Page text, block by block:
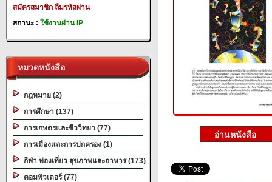
สมัครสมาชิก ลืมรหัสผ่าน
สถานะ : ใช้งานผ่าน IP
หมวดหนังสือ
กฎหมาย (2)
การศึกษา (137)
การเกษตรและชีววิทยา (77)
การเมืองและการปกครอง (1)
กีฬา ท่องเที่ยว สุขภาพและอาหาร (173)
คอมพิวเตอร์ (77)